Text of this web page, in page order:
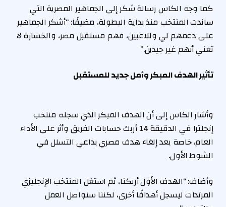
كما وجه الكاس رسالة شكر إلى الجماهير المصرية التي
ساندت المنتخب منذ بداية البطولة، مضيفًا: “أشكر الجماهير
على دعمهم لي وللاعبين، فهم مستقبل مصر، والخسارة لا
تعني أنهم غير جيدين.”
تأثير الهدف المبكر وأمل جديد للمستقبل
وأشار الكاس إلى أن الهدف المبكر الذي سجله منتخب
إنجلترا في الدقيقة 14 أربك حسابات الفريق وأثر على الأداء
العام، خاصة بعد إلغاء هدف مصري بداعي التسلل في
الشوط الأول.
وأضاف: “الهدف الأول أربكنا، ثم استغل المنتخب الإنجليزي
المرتدات ليسجل أهدافًا أخرى، لكننا سنواصل العمل